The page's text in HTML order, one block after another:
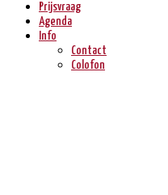
Prijsvraag
Agenda
Info
Contact
Colofon